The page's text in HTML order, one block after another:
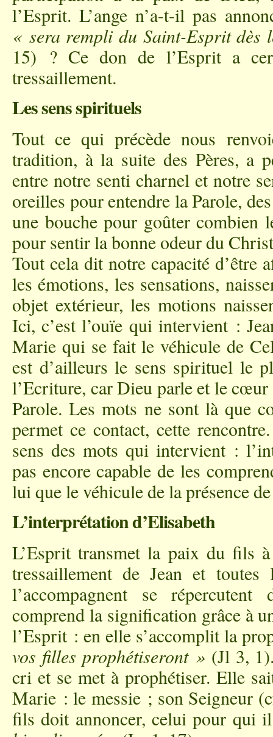
l’Esprit. L’ange n’a-t-il pas
« sera rempli du Saint-Esprit dès
15) ? Ce don de l’Esprit a
tressaillement.
Les sens spirituels
Tout ce qui précède nous
tradition, à la suite des Pères, a
entre notre senti charnel et notre
oreilles pour entendre la Parole,
une bouche pour goûter combien
pour sentir la bonne odeur du
Tout cela dit notre capacité d’être
les émotions, les sensations,
objet extérieur, les motions
Ici, c’est l’ouïe qui intervient :
Marie qui se fait le véhicule de
est d’ailleurs le sens spirituel le
l’Ecriture, car Dieu parle et le
Parole. Les mots ne sont là que
permet ce contact, cette
sens des mots qui intervient :
pas encore capable de les
lui que le véhicule de la présence
L’interprétation d’Elisabeth
L’Esprit transmet la paix du fils
tressaillement de Jean et
l’accompagnent se
comprend la signification grâce à
l’Esprit : en elle s’accomplit la
vos filles prophétiseront » (Jl 3,
cri et se met à prophétiser. Elle
Marie : le messie ; son Seigneur
fils doit annoncer, celui pour qui